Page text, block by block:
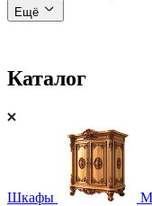
Ещё
Каталог
Шкафы